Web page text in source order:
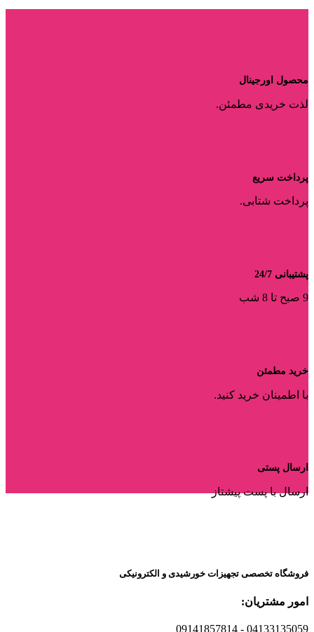
محصول اورجینال
لذت خریدی مطمئن.
پرداخت سریع
پرداخت شتابی.
پشتیبانی 24/7
9 صبح تا 8 شب
خرید مطمئن
با اطمینان خرید کنید.
ارسال پستی
ارسال با پست پیشتاز
فروشگاه تخصصی تجهیزات خورشیدی و الکترونیکی
امور مشتریان:
- 04133135059
09141857814